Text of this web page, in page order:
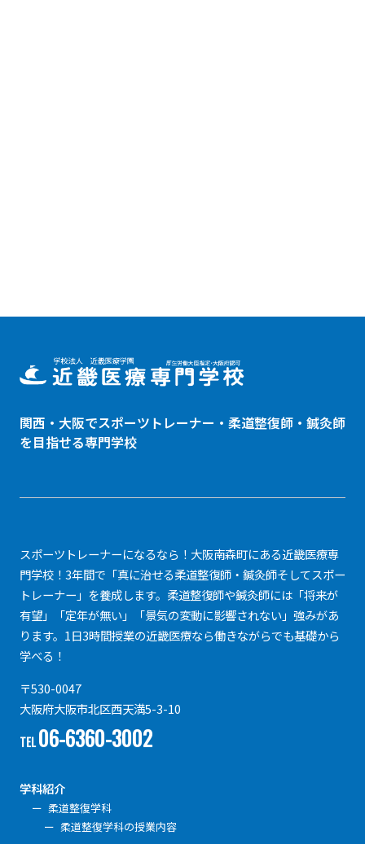
関西・大阪でスポーツトレーナー・ 柔道整復師 ・鍼灸師
を目指せる専門学校
スポーツトレーナーになるなら！大阪南森町にある近畿医療専
門学校！3年間で「真に治せる柔道整復師・鍼灸師そしてスポー
トレーナー」を養成します。柔道整復師や鍼灸師には「将来が
有望」「定年が無い」「景気の変動に影響されない」強みがあ
ります。1日3時間授業の近畿医療なら働きながらでも基礎から
学べる！
〒530-0047
大阪府大阪市北区西天満5-3-10
TEL06-6360-3002
学科紹介
柔道整復学科
柔道整復学科の授業内容